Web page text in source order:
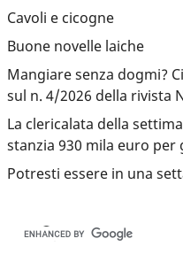
Cavoli e cicogne
Buone novelle laiche
Mangiare senza dogmi?
sul n. 4/2026 della rivista
La clericalata della
stanzia 930 mila euro per
Potresti essere in una